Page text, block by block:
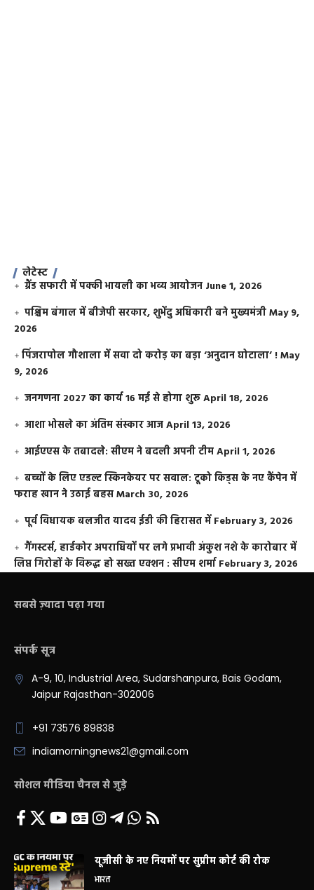
लेटेस्ट
ग्रैंड सफारी में पक्की भायली का भव्य आयोजन June 1, 2026
पश्चिम बंगाल में बीजेपी सरकार, शुभेंदु अधिकारी बने मुख्यमंत्रीMay 9,
2026
​पिंजरापोल गौशाला में सवा दो करोड़ का बड़ा ‘अनुदान घोटाला’ !May
9, 2026
जनगणना 2027 का कार्य 16 मई से होगा शुरूApril 18, 2026
आशा भोसले का अंतिम संस्कार आजApril 13, 2026
आईएएस के तबादले: सीएम ने बदली अपनी टीमApril 1, 2026
बच्चों के लिए एडल्ट स्किनकेयर पर सवाल: टूको किड्स के नए कैंपेन में
फराह खान ने उठाई बहसMarch 30, 2026
पूर्व विधायक बलजीत यादव ईडी की हिरासत में February 3, 2026
गैंगस्टर्स, हार्डकोर अपराधियों पर लगे प्रभावी अंकुश नशे के कारोबार में
लिप्त गिरोहों के विरूद्ध हो सख्त एक्शन : सीएम शर्मा February 3, 2026
सबसे ज़्यादा पढ़ा गया
संपर्क सूत्र
A-9, 10, Industrial Area, Sudarshanpura, Bais Godam,
Jaipur Rajasthan-302006
+91 73576 89838
indiamorningnews21@gmail.com
सोशल मीडिया चैनल से जुड़े
यूजीसी के नए नियमों पर सुप्रीम कोर्ट की रोक
भारत